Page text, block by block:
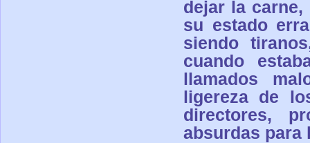
dejar la
su estado
siendo
cuando
llamados
ligereza de
directores,
absurdas para